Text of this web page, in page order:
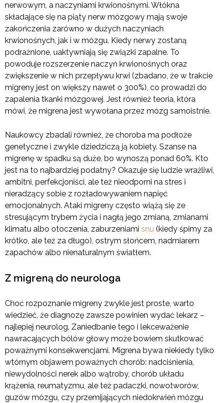
nerwowym, a naczyniami krwionośnymi. Włókna
składające się na piąty nerw mózgowy mają swoje
zakończenia zarówno w dużych naczyniach
krwionośnych, jak i w mózgu. Kiedy nerwy zostaną
podrażnione, uaktywniają się związki zapalne. To
powoduje rozszerzenie naczyń krwionośnych oraz
zwiększenie w nich przepływu krwi (zbadano, że w trakcie
migreny jest on większy nawet o 300%), co prowadzi do
zapalenia tkanki mózgowej. Jest również teoria, która
mówi, że migrena jest wywołana przez mózg samoistnie.
Naukowcy zbadali również, że choroba ma podłoże
genetyczne i zwykle dziedziczą ją kobiety. Szanse na
migrenę w spadku są duże, bo wynoszą ponad 60%. Kto
jest na to najbardziej podatny? Okazuje się ludzie wrażliwi,
ambitni, perfekcjoniści, ale też nieodporni na stres i
nieradzący sobie z rozładowywaniem napięć
emocjonalnych. Ataki migreny często wiążą się ze
stresującym trybem życia i nagłą jego zmianą, zmianami
klimatu albo otoczenia, zaburzeniami snu (kiedy śpimy za
krótko, ale też za długo), ostrym słońcem, nadmiarem
zapachów albo nienaturalnym światłem.
Z migreną do neurologa
Choć rozpoznanie migreny zwykle jest proste, warto
wiedzieć, że diagnozę zawsze powinien wydać lekarz –
najlepiej neurolog. Zaniedbanie tego i lekceważenie
nawracających bólów głowy może bowiem skutkować
poważnymi konsekwencjami. Migrena bywa niekiedy tylko
wtórnym objawem poważnych chorób: nadciśnienia,
niewydolności nerek albo wątroby, chorób układu
krążenia, reumatyzmu, ale też padaczki, nowotworów,
guzów mózgu, czy przemijających niedokrwień mózgu